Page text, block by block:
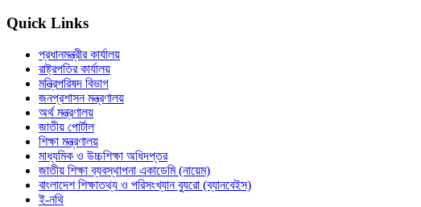
Quick Links
প্রধানমন্ত্রীর কার্যালয়
রাষ্ট্রপতির কার্যালয়
মন্ত্রিপরিষদ বিভাগ
জনপ্রশাসন মন্ত্রণালয়
অর্থ মন্ত্রণালয়
জাতীয় পোর্টাল
শিক্ষা মন্ত্রণালয়
মাধ্যমিক ও উচ্চশিক্ষা অধিদপ্তর
জাতীয় শিক্ষা ব্যবস্থাপনা একাডেমি (নায়েম)
বাংলাদেশ শিক্ষাতথ্য ও পরিসংখ্যান ব্যুরো (ব্যানবেইস)
ই-নথি